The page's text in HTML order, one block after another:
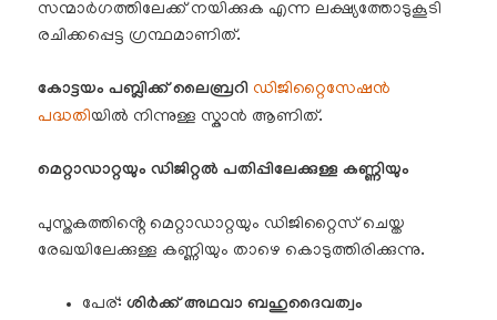
സന്മാർഗത്തിലേക്ക് നയിക്കുക എന്ന ലക്ഷ്യത്തോടുകൂടി
രചിക്കപ്പെട്ട ഗ്രന്ഥമാണിത്.
കോട്ടയം പബ്ലിക്ക് ലൈബ്രറി ഡിജിറ്റൈസേഷൻ
പദ്ധതിയിൽ നിന്നുള്ള സ്കാൻ ആണിത്.
മെറ്റാഡാറ്റയും ഡിജിറ്റൽ പതിപ്പിലേക്കുള്ള കണ്ണിയും
പുസ്തകത്തിൻ്റെ മെറ്റാഡാറ്റയും ഡിജിറ്റൈസ് ചെയ്ത
രേഖയിലേക്കുള്ള കണ്ണിയും താഴെ കൊടുത്തിരിക്കുന്നു.
പേര്:ശിർക്ക് അഥവാ ബഹുദൈവത്വം